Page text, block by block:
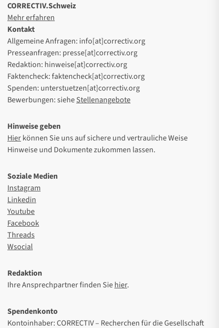
CORRECTIV.Schweiz
Mehr erfahren
Kontakt
Allgemeine Anfragen: info[at]correctiv.org
Presseanfragen: presse[at]correctiv.org
Redaktion: hinweise[at]correctiv.org
Faktencheck: faktencheck[at]correctiv.org
Spenden: unterstuetzen[at]correctiv.org
Bewerbungen: sieheStellenangebote
Hinweise geben
Hierkönnen Sie uns auf sichere und vertrauliche Weise
Hinweise und Dokumente zukommen lassen.
Soziale Medien
Instagram
Linkedin
Youtube
Facebook
Threads
Wsocial
Redaktion
Ihre Ansprechpartner finden Siehier.
Spendenkonto
Kontoinhaber: CORRECTIV – Recherchen für die Gesellschaft